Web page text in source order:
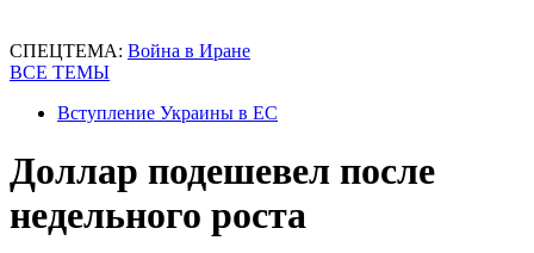
СПЕЦТЕМА: Война в Иране
ВСЕ ТЕМЫ
Вступление Украины в ЕС
Доллар подешевел после
недельного роста